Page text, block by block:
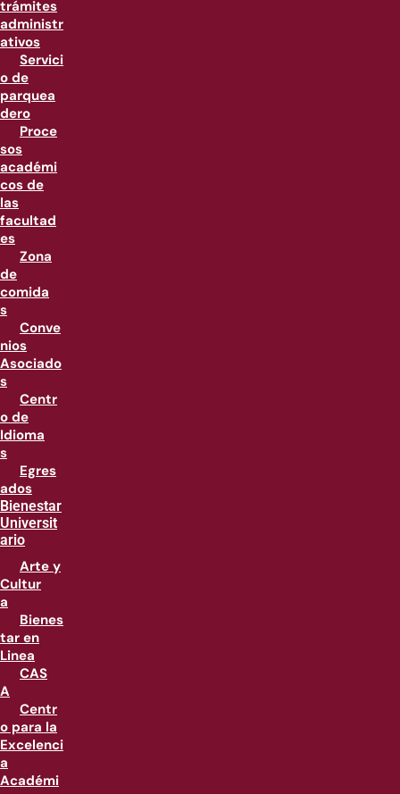
trámites
administr
ativos
Servici
o de
parquea
dero
Proce
sos
académi
cos de
las
facultad
es
Zona
de
comida
s
Conve
nios
Asociado
s
Centr
o de
Idioma
s
Egres
ados
Bienestar
Universit
ario
Arte y
Cultur
a
Bienes
tar en
Linea
CAS
A
Centr
o para la
Excelenci
a
Académi